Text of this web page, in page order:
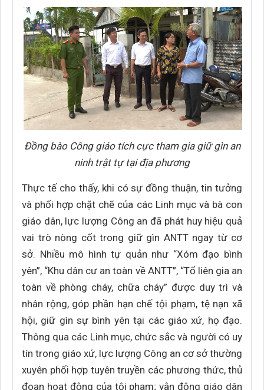
Đồng bào Công giáo tích cực tham gia giữ gìn an
ninh trật tự tại địa phương
Thực tế cho thấy, khi có sự đồng thuận, tin tưởng
và phối hợp chặt chẽ của các Linh mục và bà con
giáo dân, lực lượng Công an đã phát huy hiệu quả
vai trò nòng cốt trong giữ gìn ANTT ngay từ cơ
sở. Nhiều mô hình tự quản như “Xóm đạo bình
yên”, “Khu dân cư an toàn về ANTT”, “Tổ liên gia an
toàn về phòng cháy, chữa cháy” được duy trì và
nhân rộng, góp phần hạn chế tội phạm, tệ nạn xã
hội, giữ gìn sự bình yên tại các giáo xứ, họ đạo.
Thông qua các Linh mục, chức sắc và người có uy
tín trong giáo xứ, lực lượng Công an cơ sở thường
xuyên phối hợp tuyên truyền các phương thức, thủ
đoạn hoạt động của tội phạm; vận động giáo dân